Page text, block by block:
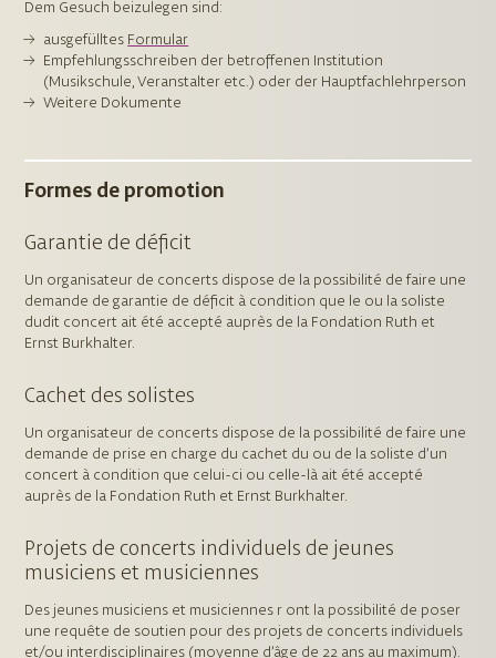
Dem Gesuch beizulegen sind:
ausgefülltes Formular
Empfehlungsschreiben der betroffenen Institution
(Musikschule, Veranstalter etc.) oder der Hauptfachlehrperson
Weitere Dokumente
Formes de promotion
Garantie de déficit
Un organisateur de concerts dispose de la possibilité de faire une
demande de garantie de déficit à condition que le ou la soliste
dudit concert ait été accepté auprès de la Fondation Ruth et
Ernst Burkhalter.
Cachet des solistes
Un organisateur de concerts dispose de la possibilité de faire une
demande de prise en charge du cachet du ou de la soliste d’un
concert à condition que celui-ci ou celle-là ait été accepté
auprès de la Fondation Ruth et Ernst Burkhalter.
Projets de concerts individuels de jeunes
musiciens et musiciennes
Des jeunes musiciens et musiciennes r ont la possibilité de poser
une requête de soutien pour des projets de concerts individuels
et/ou interdisciplinaires (moyenne d’âge de 22 ans au maximum).